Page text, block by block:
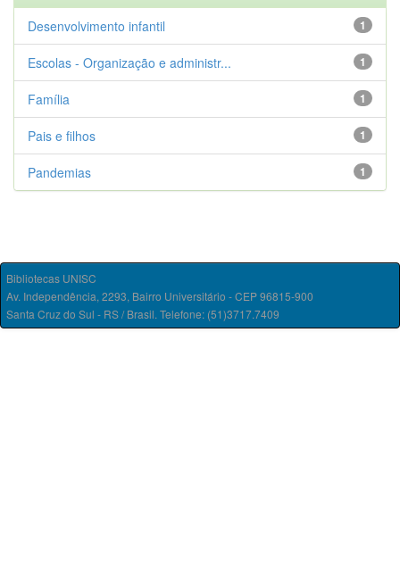
1
Desenvolvimento infantil
1
Escolas - Organização e administr...
1
Família
1
Pais e filhos
1
Pandemias
Bibliotecas UNISC
Av. Independência, 2293, Bairro Universitário - CEP 96815-900
Santa Cruz do Sul - RS / Brasil. Telefone: (51)3717.7409